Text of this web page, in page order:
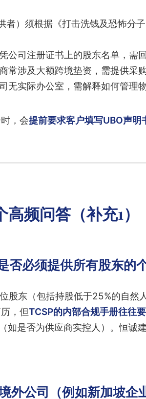
者）须根据《打击洗钱及恐怖分
公司注册证书上的股东名单，需
常涉及大额跨境垫资，需提供采
无实际办公室，需解释如何管理
，会提前要求客户填写UBO声明
频问答（补充1）
否必须提供所有股东的
股东（包括持股低于25%的自然
，但TCSP的内部合规手册往往
如是否为供应商实控人）。恒诚
外公司（例如新加坡企